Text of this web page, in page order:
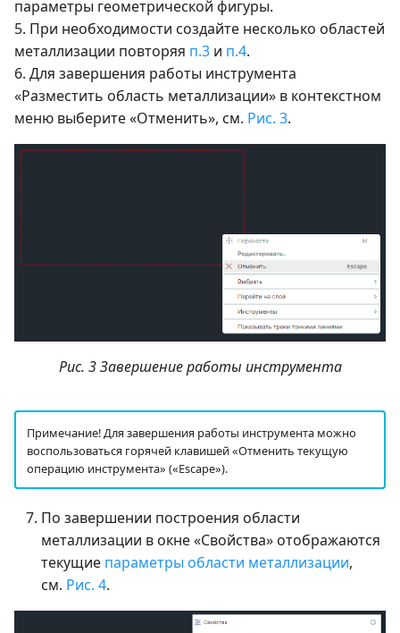
параметры геометрической фигуры.
5. При необходимости создайте несколько областей
металлизации повторяя п.3 и п.4.
6. Для завершения работы инструмента
«Разместить область металлизации» в контекстном
меню выберите «Отменить», см. Рис. 3.
Рис. 3 Завершение работы инструмента
Примечание! Для завершения работы инструмента можно
воспользоваться горячей клавишей «Отменить текущую
операцию инструмента» («Escape»).
По завершении построения области
металлизации в окне «Свойства» отображаются
текущие параметры области металлизации,
см. Рис. 4.